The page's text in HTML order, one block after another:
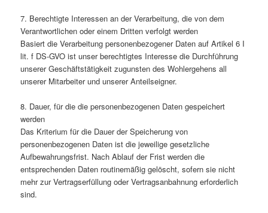
7. Berechtigte Interessen an der Verarbeitung, die von dem
Verantwortlichen oder einem Dritten verfolgt werden
Basiert die Verarbeitung personenbezogener Daten auf Artikel 6 I
lit. f DS-GVO ist unser berechtigtes Interesse die Durchführung
unserer Geschäftstätigkeit zugunsten des Wohlergehens all
unserer Mitarbeiter und unserer Anteilseigner.
8. Dauer, für die die personenbezogenen Daten gespeichert
werden
Das Kriterium für die Dauer der Speicherung von
personenbezogenen Daten ist die jeweilige gesetzliche
Aufbewahrungsfrist. Nach Ablauf der Frist werden die
entsprechenden Daten routinemäßig gelöscht, sofern sie nicht
mehr zur Vertragserfüllung oder Vertragsanbahnung erforderlich
sind.